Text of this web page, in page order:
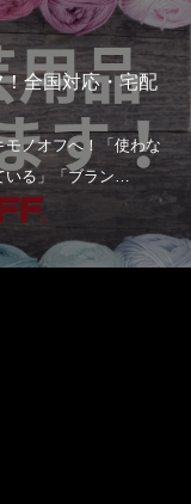
全国対応・宅配